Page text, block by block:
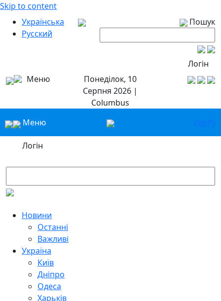
Skip to content
Українська
Русский
Пошук
Логін
Меню
Понеділок, 10
Серпня 2026 |
Columbus
Меню
УкрРу
Логін
Новини
Останні
Важливі
Україна
Київ
Дніпро
Одеса
Харьків